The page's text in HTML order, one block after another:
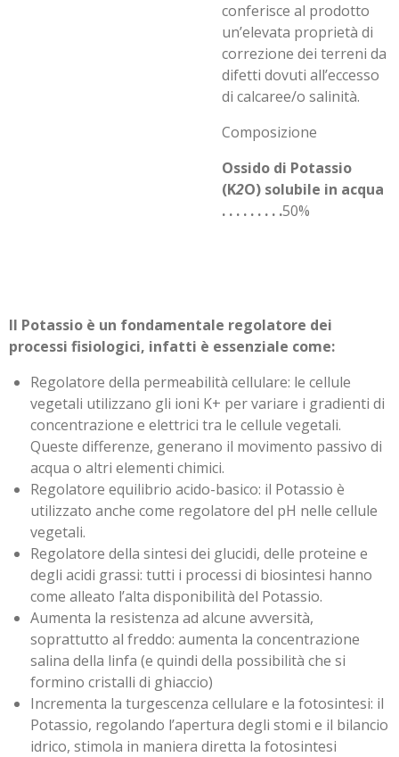
conferisce al prodotto
un’elevata proprietà di
correzione dei terreni da
difetti dovuti all’eccesso
di calcaree/o salinità.
Composizione
Ossido di Potassio
(K2O) solubile in acqua
. . . . . . . . .50%
Il Potassio è un fondamentale regolatore dei
processi fisiologici, infatti è essenziale come:
Regolatore della permeabilità cellulare: le cellule
vegetali utilizzano gli ioni K+ per variare i gradienti di
concentrazione e elettrici tra le cellule vegetali.
Queste differenze, generano il movimento passivo di
acqua o altri elementi chimici.
Regolatore equilibrio acido-basico: il Potassio è
utilizzato anche come regolatore del pH nelle cellule
vegetali.
Regolatore della sintesi dei glucidi, delle proteine e
degli acidi grassi: tutti i processi di biosintesi hanno
come alleato l’alta disponibilità del Potassio.
Aumenta la resistenza ad alcune avversità,
soprattutto al freddo: aumenta la concentrazione
salina della linfa (e quindi della possibilità che si
formino cristalli di ghiaccio)
Incrementa la turgescenza cellulare e la fotosintesi: il
Potassio, regolando l’apertura degli stomi e il bilancio
idrico, stimola in maniera diretta la fotosintesi